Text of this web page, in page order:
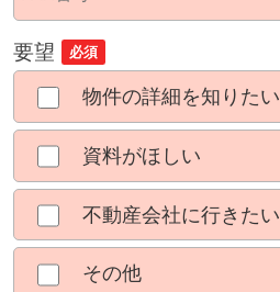
要望 必須
物件の詳細を知りたい
資料がほしい
不動産会社に行きたい
その他